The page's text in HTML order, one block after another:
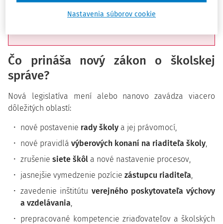
Priestor naotázky priamo pre odborníka na
Nový zákon o školskej správe | Wolters
Čo prináša nový zákon o školskej
správe?
Nová legislatíva mení alebo nanovo zavádza viacero
dôležitých oblastí:
nové postavenie rady školy a jej právomocí,
nové pravidlá výberových konaní na riaditeľa školy,
zrušenie siete škôl a nové nastavenie procesov,
jasnejšie vymedzenie pozície zástupcu riaditeľa,
zavedenie inštitútu verejného poskytovateľa výchovy
a vzdelávania,
prepracované kompetencie zriaďovateľov a školských
Nastavenia súborov cookie